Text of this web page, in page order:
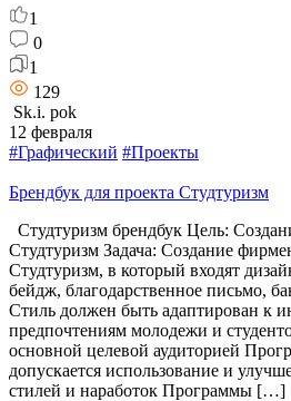
1
0
1
129
Sk.i. pok
12 февраля
#Графический #Проекты
Брендбук для проекта Студтуризм
Студтуризм брендбук Цель:
Студтуризм Задача: Создание
Студтуризм, в который входят
бейдж, благодарственное письмо,
Стиль должен быть адаптирован к
предпочтениям молодежи и
основной целевой аудиторией
допускается использование и
стилей и наработок Программы […]